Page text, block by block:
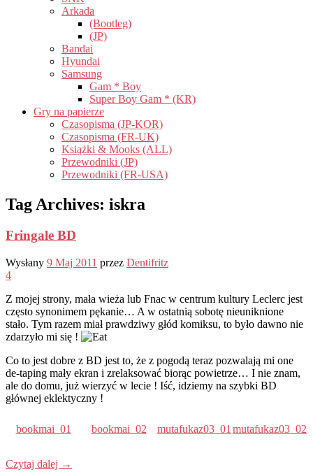
Arkada
(Bootleg)
(JP)
Bandai
Hyundai
Samsung
Gam * Boy
Super Boy Gam * (KR)
Gry na papierze
Czasopisma (JP-KOR)
Czasopisma (FR-UK)
Książki & Mooks (ALL)
Przewodniki (JP)
Przewodniki (FR-USA)
Tag Archives: iskra
Fringale BD
Wysłany 9 Maj 2011 przez Dentifritz
4
Z mojej strony, mała wieża lub Fnac w centrum kultury Leclerc jest
często synonimem pękanie… A w ostatnią sobotę nieuniknione
stało. Tym razem miał prawdziwy głód komiksu, to było dawno nie
zdarzyło mi się !
Co to jest dobre z BD jest to, że z pogodą teraz pozwalają mi one
de-taping mały ekran i zrelaksować biorąc powietrze… I nie znam,
ale do domu, już wierzyć w lecie ! Iść, idziemy na szybki BD
głównej eklektyczny !
bookmai_01 bookmai_02 mutafukaz03_01 mutafukaz03_02
Czytaj dalej →